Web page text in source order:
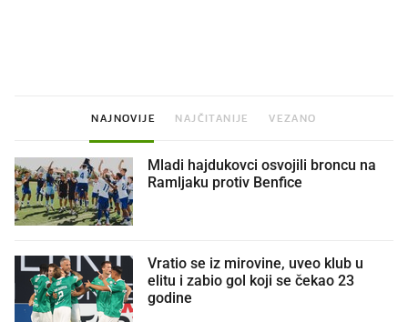
NAJNOVIJE NAJČITANIJE VEZANO
Mladi hajdukovci osvojili broncu na
Ramljaku protiv Benfice
Vratio se iz mirovine, uveo klub u
elitu i zabio gol koji se čekao 23
godine